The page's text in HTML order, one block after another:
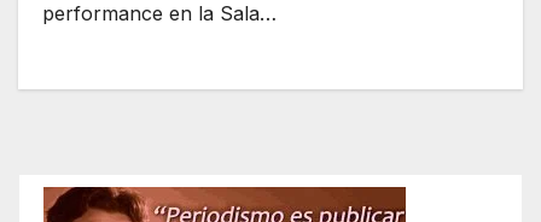
performance en la Sala…